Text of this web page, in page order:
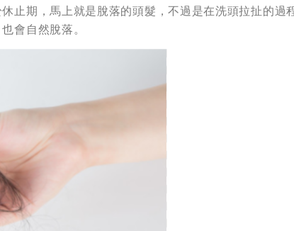
止期，馬上就是脫落的頭髮，不過是在洗頭拉扯的過
會自然脫落。